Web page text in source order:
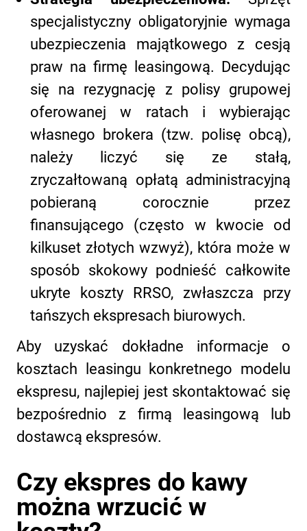
specjalistyczny obligatoryjnie wymaga
ubezpieczenia majątkowego z cesją
praw na firmę leasingową. Decydując
się na rezygnację z polisy grupowej
oferowanej w ratach i wybierając
własnego brokera (tzw. polisę obcą),
należy liczyć się ze stałą,
zryczałtowaną opłatą administracyjną
pobieraną corocznie przez
finansującego (często w kwocie od
kilkuset złotych wzwyż), która może w
sposób skokowy podnieść całkowite
ukryte koszty RRSO, zwłaszcza przy
tańszych ekspresach biurowych.
Aby uzyskać dokładne informacje o
kosztach leasingu konkretnego modelu
ekspresu, najlepiej jest skontaktować się
bezpośrednio z firmą leasingową lub
dostawcą ekspresów.
Czy ekspres do kawy
można wrzucić w